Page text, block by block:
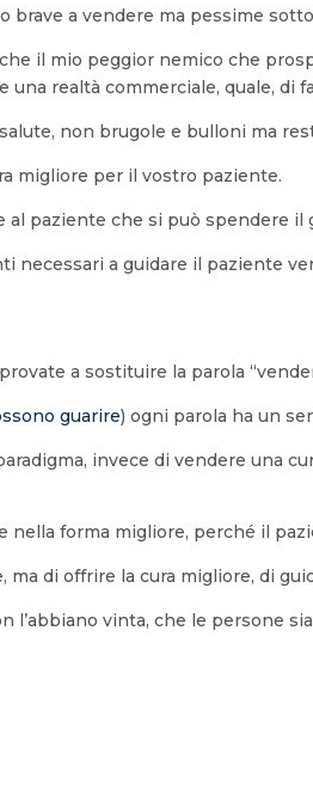
brave a vendere ma pessime
il mio peggior nemico che
realtà commerciale, quale, di
non brugole e bulloni ma
migliore per il vostro paziente.
al paziente che si può spendere il
necessari a guidare il paziente
a sostituire la parola
guarire) ogni parola ha un
invece di vendere una
nella forma migliore, perché il
di offrire la cura migliore, di
l’abbiano vinta, che le persone